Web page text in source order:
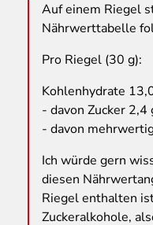
Aufeinem Riegel
Nährwerttabelle
Pro Riegel (30 g):
Kohlenhydrate
- davon Zucker 2,4
- davon
Ich würde gern
diesen
Riegel enthalten
Zuckeralkohole,